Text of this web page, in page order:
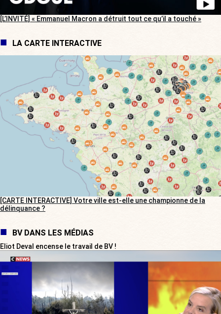
[L’INVITÉ] « Emmanuel Macron a détruit tout ce qu’il a touché »
LA CARTE INTERACTIVE
[CARTE INTERACTIVE] Votre ville est-elle une championne de la
délinquance ?
BV DANS LES MÉDIAS
Eliot Deval encense le travail de BV !